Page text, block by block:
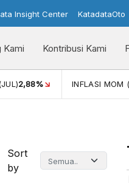
Insight Center KatadataOto
Kami Kontribusi Kami
INFLASI MOM (JUL) -0,14%
Sort
by